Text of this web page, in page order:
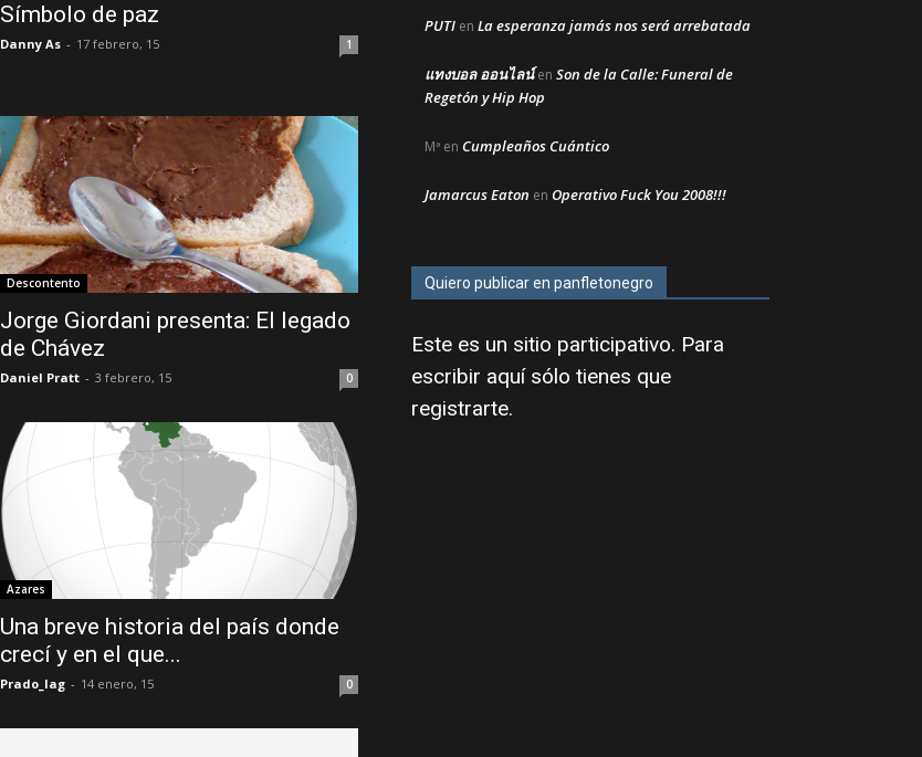
Símbolo de paz
Danny As - 17 febrero, 15 1
Descontento
Jorge Giordani presenta: El legado
de Chávez
Daniel Pratt - 3 febrero, 15 0
Azares
Una breve historia del país donde
crecí y en el que...
Prado_lag - 14 enero, 15 0
PUTI en La esperanza jamás nos será arrebatada
แทงบอล ออนไลน์en Son de la Calle: Funeral de
Regetón y Hip Hop
Mª en Cumpleaños Cuántico
Jamarcus Eaton en Operativo Fuck You 2008!!!
Quiero publicar en panfletonegro
Este es un sitio participativo. Para
escribir aquí sólo tienes que
registrarte.